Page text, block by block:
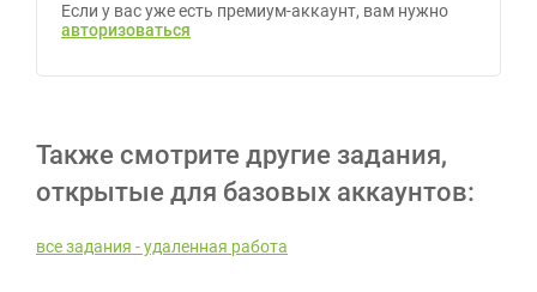
Если у вас уже есть премиум-аккаунт, вам нужно
авторизоваться
Также смотрите другие задания,
открытые для базовых аккаунтов:
все задания - удаленная работа